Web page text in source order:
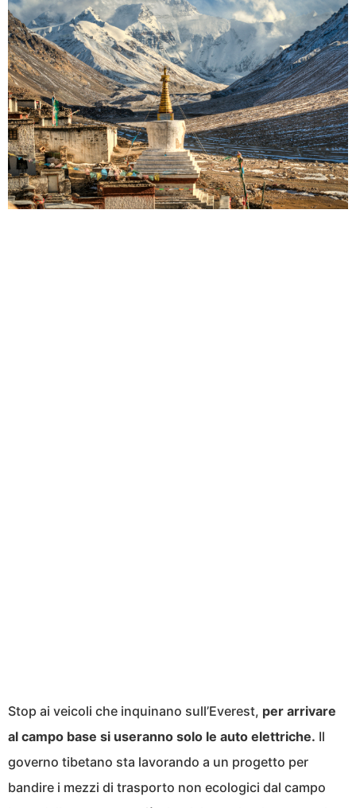
Stop ai veicoli che inquinano sull’Everest, per arrivare
al campo base si useranno solo le auto elettriche. Il
governo tibetano sta lavorando a un progetto per
bandire i mezzi di trasporto non ecologici dal campo